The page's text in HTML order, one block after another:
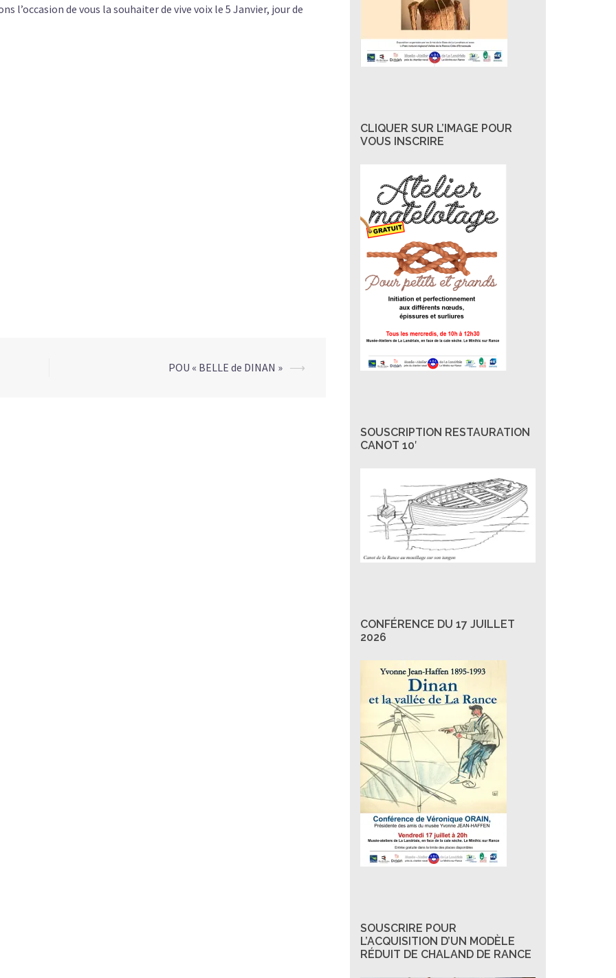
l’occasion de vous la souhaiter de vive voix le 5 Janvier, jour de
POU « BELLE de DINAN » ⟶
CLIQUER SUR L’IMAGE POUR
VOUS INSCRIRE
SOUSCRIPTION RESTAURATION
CANOT 10′
CONFÉRENCE DU 17 JUILLET
2026
SOUSCRIRE POUR
L’ACQUISITION D’UN MODÈLE
RÉDUIT DE CHALAND DE RANCE